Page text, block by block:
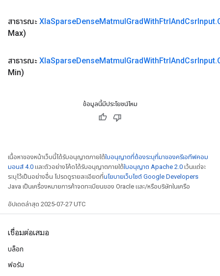
สาธารณะ XlaSparseDenseMatmulGradWithFtrlAndCsrInput.
Max)
สาธารณะ XlaSparseDenseMatmulGradWithFtrlAndCsrInput.
Min)
ข้อมูลนี้มีประโยชน์ไหม
เนื้อหาของหน้าเว็บนี้ได้รับอนุญาตภายใต้ใบอนุญาตที่ต้องระบุที่มาของครีเอทีฟคอม
มอนส์ 4.0 และตัวอย่างโค้ดได้รับอนุญาตภายใต้ใบอนุญาต Apache 2.0 เว้นแต่จะ
ระบุไว้เป็นอย่างอื่น โปรดดูรายละเอียดที่นโยบายเว็บไซต์ Google Developers
Java เป็นเครื่องหมายการค้าจดทะเบียนของ Oracle และ/หรือบริษัทในเครือ
อัปเดตล่าสุด 2025-07-27 UTC
เชื่อมต่อเสมอ
บล็อก
ฟอรัม